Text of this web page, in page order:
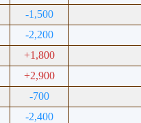
-1,500
-2,200
+1,800
+2,900
-700
-2,400